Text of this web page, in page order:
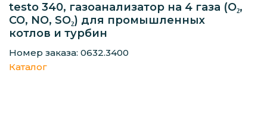
testo 340, газоанализатор на 4 газа (O₂,
CO, NO, SO₂) для промышленных
котлов и турбин
Номер заказа: 0632.3400
Каталог